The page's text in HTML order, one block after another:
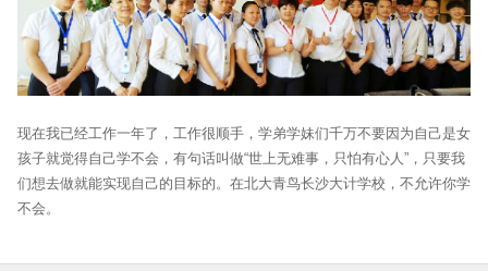
现在我已经工作一年了，工作很顺手，学弟学妹们千万不要因为自己是女
孩子就觉得自己学不会，有句话叫做“世上无难事，只怕有心人”，只要我
们想去做就能实现自己的目标的。在北大青鸟长沙大计学校，不允许你学
不会。